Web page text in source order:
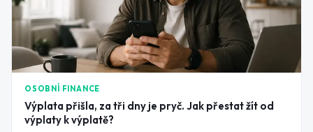
OSOBNÍ FINANCE
Výplata přišla, za tři dny je pryč. Jak přestat žít od
výplaty k výplatě?